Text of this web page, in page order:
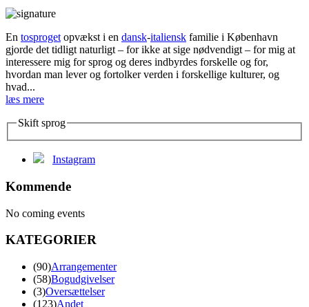
En tosproget opvækst i en dansk-italiensk familie i København
gjorde det tidligt naturligt – for ikke at sige nødvendigt – for mig at
interessere mig for sprog og deres indbyrdes forskelle og for,
hvordan man lever og fortolker verden i forskellige kulturer, og
hvad...
læs mere
Skift sprog
Instagram
Kommende
No coming events
KATEGORIER
(90)Arrangementer
(58)Bogudgivelser
(3)Oversættelser
(123)Andet